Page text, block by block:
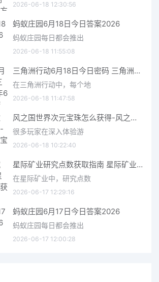
2026-06-18 12:30:56
蚂蚁庄园6月18日今日答案2026
蚂蚁庄园每日都会推出
2026-06-18 11:55:08
三角洲行动6月18日今日密码 三角洲行动2026年6月18今日摩斯密码分享
在三角洲行动中，每个地
2026-06-18 11:47:58
风之国世界次元宝珠怎么获得-风之国世界次元宝珠获取方法介绍
很多玩家在深入体验游
2026-06-18 10:22:40
星际矿业研究点数获取指南 星际矿业研究点数获取方法
在星际矿业中，研究点数
2026-06-17 12:29:16
蚂蚁庄园6月17日今日答案2026
蚂蚁庄园每日都会推出
2026-06-17 12:00:28